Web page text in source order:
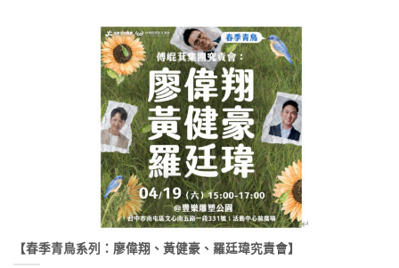
【春季青鳥系列：廖偉翔、黃健豪、羅廷瑋究責會】